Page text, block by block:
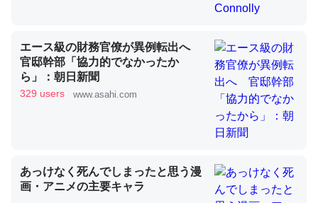
昆虫ってカルシウム少ないのか。知らんかった。調べたら
コオロギのカルシウム分はエビの600分の1程度。
─ニュース :: 【研究発表】昆虫学の大問題＝「昆虫はなぜ海にいな
いのか」に関する新仮説
論文では「淡水はカルシウムも酸素も不足してて両方に不
利だから両方が拮抗してるのでは」とあって面白い。海に
エース級の財務官僚が異例転出へ
官邸幹部「協力的でなかったか
ら」：朝日新聞
329 users www.asahi.com
あっけなく死んでしまったと思う漫
画・アニメの主要キャラ